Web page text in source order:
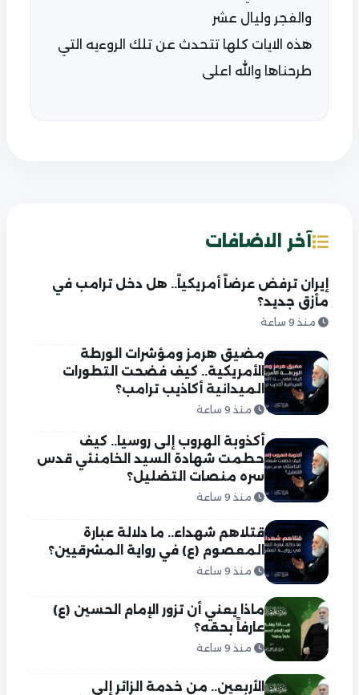
والفجر وليال عشر
هذه الايات كلها تتحدث عن تلك الروءيه التي
طرحناها والله اعلى
آخر الاضافات
إيران ترفض عرضاً أمريكياً.. هل دخل ترامب في
مأزق جديد؟
منذ 9 ساعة
مضيق هرمز ومؤشرات الورطة
الأمريكية.. كيف فضحت التطورات
الميدانية أكاذيب ترامب؟
منذ 9 ساعة
أكذوبة الهروب إلى روسيا.. كيف
حطمت شهادة السيد الخامنئي قدس
سره منصات التضليل؟
منذ 9 ساعة
قتلاهم شهداء.. ما دلالة عبارة
المعصوم (ع) في رواية المشرقيين؟
منذ 9 ساعة
ماذا يعني أن تزور الإمام الحسين (ع)
عارفاً بحقه؟
منذ 9 ساعة
الأربعين.. من خدمة الزائر إلى